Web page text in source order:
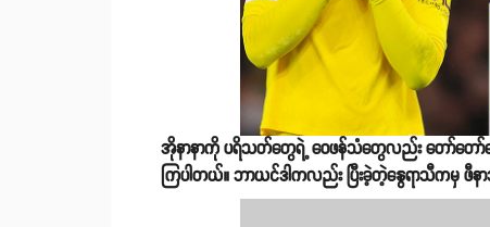
အိုနာနာကို ပရိသတ်တွေရဲ့ ဝေဖန်သံတွေလည်း တော်တော်လ
ကြပါတယ်။ ဘာယင်ဒါကလည်း ပြီးခဲ့တဲ့နွေရာသီကမှ ဖီ